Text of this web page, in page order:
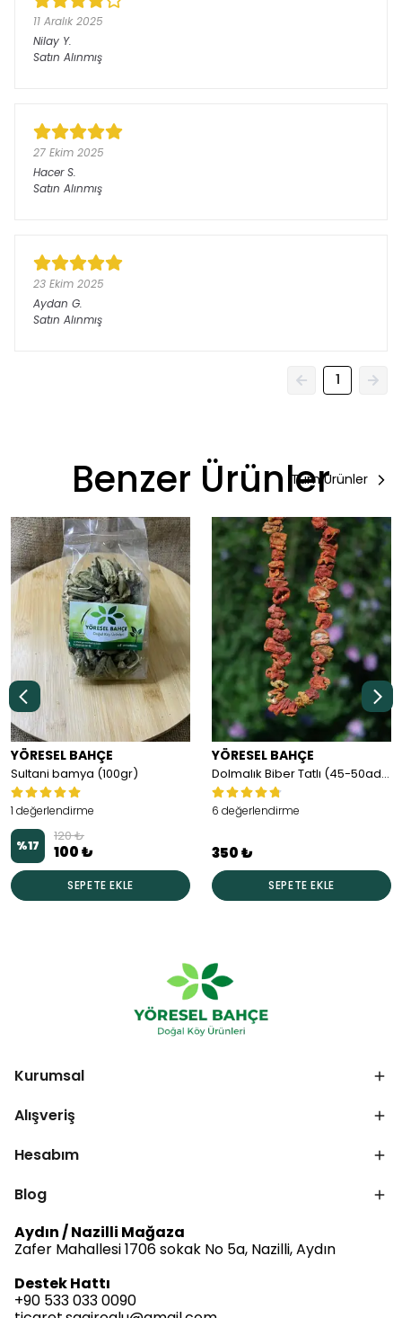
11 Aralık 2025
Nilay Y.
Satın Alınmış
27 Ekim 2025
Hacer S.
Satın Alınmış
23 Ekim 2025
Aydan G.
Satın Alınmış
1
Benzer ÜrünlerTüm Ürünler
YÖRESEL BAHÇE
Sultani bamya (100gr)
1 değerlendirme
%17
120 ₺
100 ₺
SEPETE EKLE
YÖRESEL BAHÇE
Dolmalık Biber Tatlı (45-50adet)
6 değerlendirme
350 ₺
SEPETE EKLE
Kurumsal
Alışveriş
Hesabım
Blog
Aydın / Nazilli Mağaza
Zafer Mahallesi 1706 sokak No 5a, Nazilli, Aydın
Destek Hattı
+90 533 033 0090